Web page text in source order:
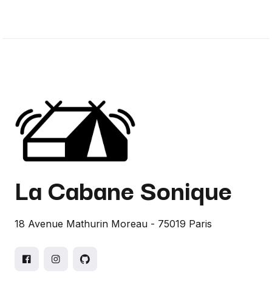
La Cabane Sonique
18 Avenue Mathurin Moreau - 75019 Paris